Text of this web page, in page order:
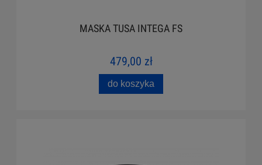
MASKA TUSA INTEGA FS
479,00 zł
do koszyka